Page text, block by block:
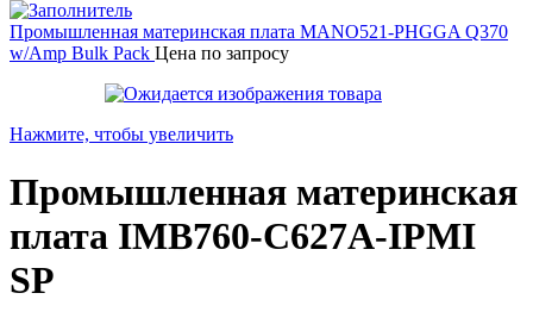
Промышленная материнская плата MANO521-PHGGA Q370
w/Amp Bulk Pack Цена по запросу
Нажмите, чтобы увеличить
Промышленная материнская
плата IMB760-C627A-IPMI
SP